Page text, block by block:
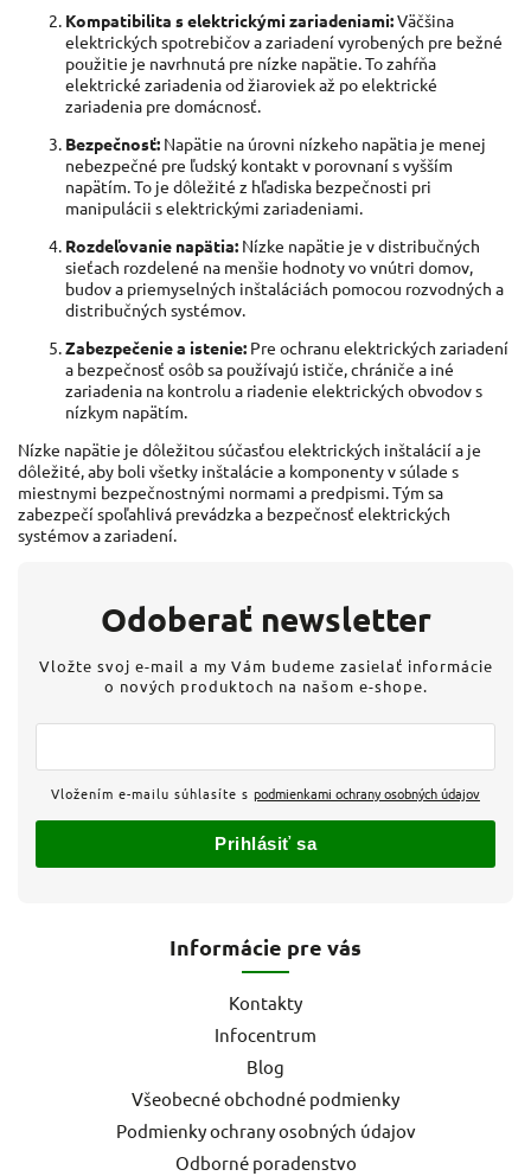
Kompatibilita s elektrickými zariadeniami:Väčšina
elektrických spotrebičov a zariadení vyrobených pre bežné
použitie je navrhnutá pre nízke napätie. To zahŕňa
elektrické zariadenia od žiaroviek až po elektrické
zariadenia pre domácnosť.
Bezpečnosť: Napätie na úrovni nízkeho napätia je menej
nebezpečné pre ľudský kontakt v porovnaní s vyšším
napätím. To je dôležité z hľadiska bezpečnosti pri
manipulácii s elektrickými zariadeniami.
Rozdeľovanie napätia: Nízke napätie je v distribučných
sieťach rozdelené na menšie hodnoty vo vnútri domov,
budov a priemyselných inštaláciách pomocou rozvodných a
distribučných systémov.
Zabezpečenie a istenie: Pre ochranu elektrických zariadení
a bezpečnosť osôb sa používajú ističe, chrániče a iné
zariadenia na kontrolu a riadenie elektrických obvodov s
nízkym napätím.
Nízke napätie je dôležitou súčasťou elektrických inštalácií a je
dôležité, aby boli všetky inštalácie a komponenty v súlade s
miestnymi bezpečnostnými normami a predpismi. Tým sa
zabezpečí spoľahlivá prevádzka a bezpečnosť elektrických
systémov a zariadení.
Informácie pre vás
Kontakty
Infocentrum
Blog
Všeobecné obchodné podmienky
Podmienky ochrany osobných údajov
Odborné poradenstvo
Odoberať newsletter
Vložte svoj e-mail a my Vám budeme zasielať informácie
o nových produktoch na našom e-shope.
Vložením e-mailu súhlasíte s podmienkami ochrany osobných údajov
Prihlásiť sa